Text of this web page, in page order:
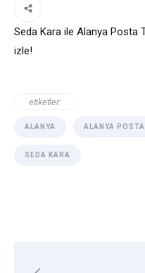
Seda Kara ile Alanya Posta
izle!
etiketler:
ALANYA ALANYA
SEDA KARA